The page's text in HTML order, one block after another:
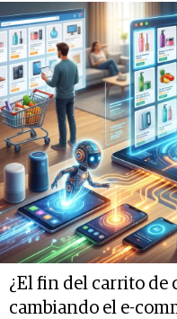
¿El fin del carrito de
cambiando el e-